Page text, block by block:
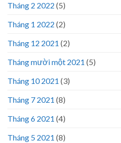
Tháng 2 2022 (5)
Tháng 1 2022 (2)
Tháng 12 2021 (2)
Tháng mười một 2021 (5)
Tháng 10 2021 (3)
Tháng 7 2021 (8)
Tháng 6 2021 (4)
Tháng 5 2021 (8)